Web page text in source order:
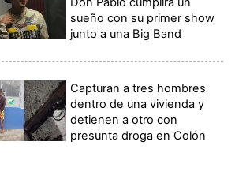
sueño con su primer show
junto a una Big Band
Capturan a tres hombres
dentro de una vivienda y
detienen a otro con
presunta droga en Colón